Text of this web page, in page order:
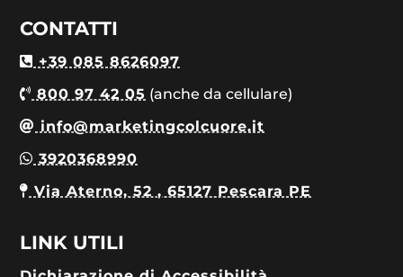
CONTATTI
+39 085 8626097
800 97 42 05 (anche da cellulare)
info@marketingcolcuore.it
3920368990
Via Aterno, 52 , 65127 Pescara PE
LINK UTILI